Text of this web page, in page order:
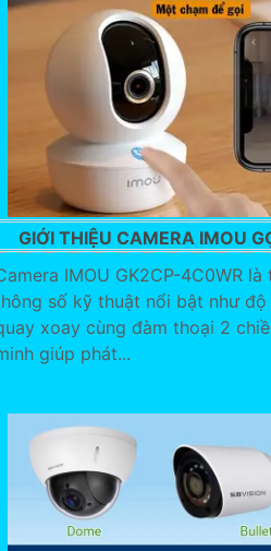
GIỚI THIỆU CAMERA IMOU
IMOU GK2CP-4C0WR
số kỹ thuật nổi bật như độ
xoay cùng đàm thoại 2
giúp phát...